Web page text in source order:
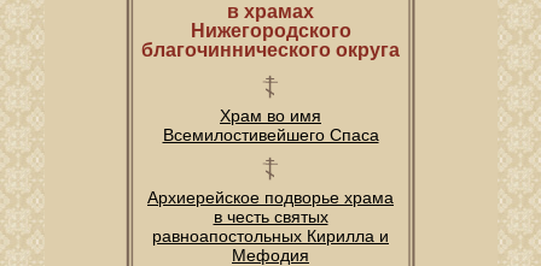
в храмах
Нижегородского
благочиннического округа
Храм во имя
Всемилостивейшего Спаса
Архиерейское подворье храма
в честь святых
равноапостольных Кирилла и
Мефодия